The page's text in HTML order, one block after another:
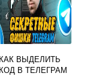
КАК ВЫДЕЛИТЬ
КОД В ТЕЛЕГРАМ